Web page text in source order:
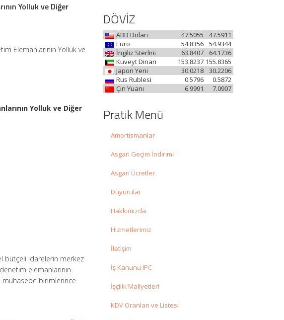
Yolluk ve Diğer
Elemanlarının Yolluk ve
Yolluk ve Diğer
bütçeli idarelerin merkez
elemanlarının
muhasebe birimlerince
DÖVİZ
ABD Doları 47.5911
47.5055
Euro
54.9344
54.8356
İngiliz Sterlini
64.1736
63.8407
Kuveyt Dinarı
155.8365
153.8237
Japon Yeni
30.2206
30.0218
Rus Rublesi
0.5872
0.5796
Çin Yuanı
7.0907
6.9991
Pratik Menü
Amortismanlar
Asgari Geçim İndirimi
Asgari Ücretler
Duyurular
Hakkımızda
Hizmetlerimiz
İletişim
İş Kanunu IPC
İşçilik Maliyetleri
KDV Oranları ve Listesi